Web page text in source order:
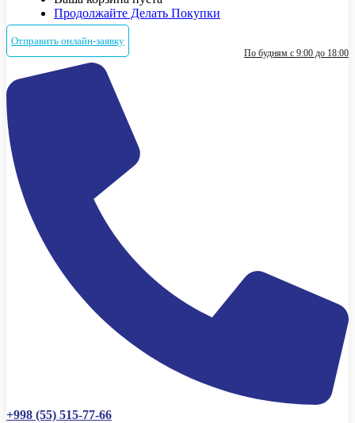
Продолжайте Делать Покупки
Отправить онлайн-заявку
По будням с 9:00 до 18:00
+998 (55) 515-77-66